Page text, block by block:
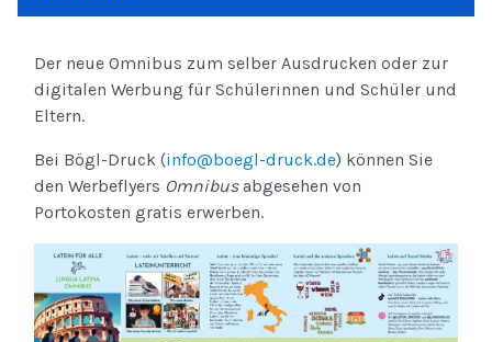
Der neue Omnibus zum selber Ausdrucken oder zur
digitalen Werbung für Schülerinnen und Schüler und
Eltern.
Bei Bögl-Druck (info@boegl-druck.de) können Sie
den Werbeflyers Omnibusabgesehen von
Portokosten gratis erwerben.